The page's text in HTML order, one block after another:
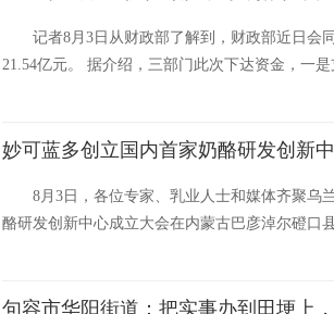
记者8月3日从财政部了解到，财政部近日会
21.54亿元。 据介绍，三部门此次下达资金，一
妙可蓝多创立国内首家奶酪研发创新
8月3日，各位专家、乳业人士和媒体齐聚乌
酪研发创新中心成立大会在内蒙古巴彦淖尔磴口
句容市华阳街道：把实事办到田埂上